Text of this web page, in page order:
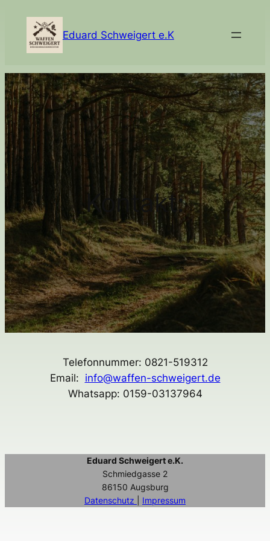
springen
Eduard Schweigert e.K
Kontakt:
Telefonnummer: 0821-519312
Email: info@waffen-schweigert.de
Whatsapp: 0159-03137964
Eduard Schweigert e.K.
Schmiedgasse 2
86150 Augsburg
Datenschutz
Impressum